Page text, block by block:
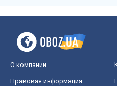
О компании
Правовая информация